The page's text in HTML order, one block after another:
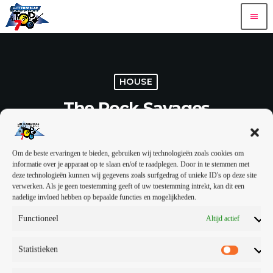
Om de beste ervaringen te bieden, gebruiken wij technologieën zoals cookies om
informatie over je apparaat op te slaan en/of te raadplegen. Door in te stemmen met
deze technologieën kunnen wij gegevens zoals surfgedrag of unieke ID's op deze site
verwerken. Als je geen toestemming geeft of uw toestemming intrekt, kan dit een
nadelige invloed hebben op bepaalde functies en mogelijkheden.
Functioneel Altijd actief
Statistieken
menu
HOUSE
The Rock Savages
mic ROBOT HEART
share
4
email
podcast pages . The built-in cue tracklist manager is perfect to create
The time cues can be clicked to link that specific point of the autio.